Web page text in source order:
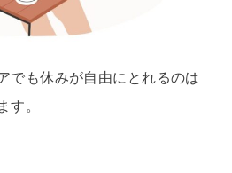
でも休みが自由にとれるのは
す。